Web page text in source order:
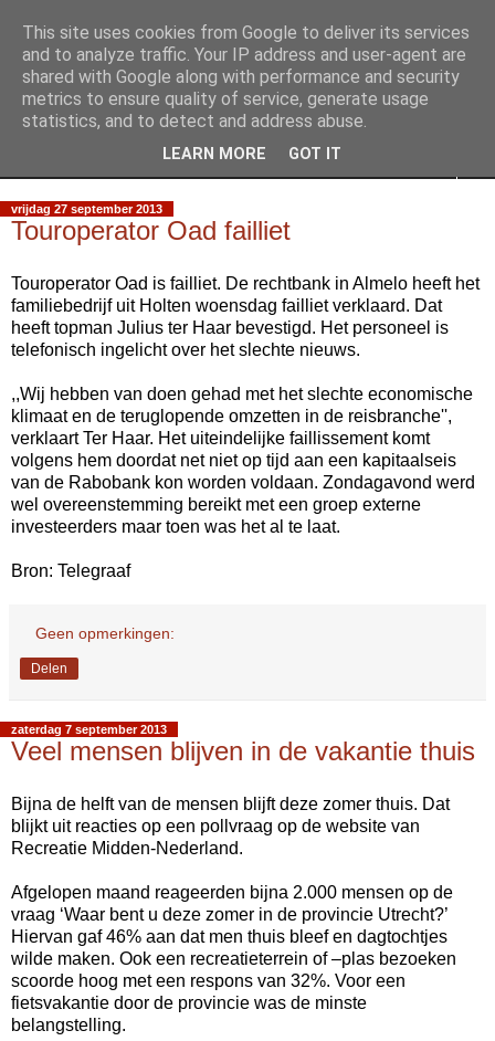
Slimpie Blog
Weblog van Walter Slimmens
vrijdag 27 september 2013
Touroperator Oad failliet
Touroperator Oad is failliet. De rechtbank in Almelo heeft het
familiebedrijf uit Holten woensdag failliet verklaard. Dat
heeft topman Julius ter Haar bevestigd. Het personeel is
telefonisch ingelicht over het slechte nieuws.
,,Wij hebben van doen gehad met het slechte economische
klimaat en de teruglopende omzetten in de reisbranche'',
verklaart Ter Haar. Het uiteindelijke faillissement komt
volgens hem doordat net niet op tijd aan een kapitaalseis
van de Rabobank kon worden voldaan. Zondagavond werd
wel overeenstemming bereikt met een groep externe
investeerders maar toen was het al te laat.
Bron: Telegraaf
Geen opmerkingen:
Delen
zaterdag 7 september 2013
Veel mensen blijven in de vakantie thuis
Bijna de helft van de mensen blijft deze zomer thuis. Dat
blijkt uit reacties op een pollvraag op de website van
Recreatie Midden-Nederland.
Afgelopen maand reageerden bijna 2.000 mensen op de
vraag ‘Waar bent u deze zomer in de provincie Utrecht?’
Hiervan gaf 46% aan dat men thuis bleef en dagtochtjes
wilde maken. Ook een recreatieterrein of –plas bezoeken
scoorde hoog met een respons van 32%. Voor een
fietsvakantie door de provincie was de minste
belangstelling.
This site uses cookies from Google to deliver its services
and to analyze traffic. Your IP address and user-agent are
shared with Google along with performance and security
metrics to ensure quality of service, generate usage
statistics, and to detect and address abuse.
LEARN MORE GOT IT